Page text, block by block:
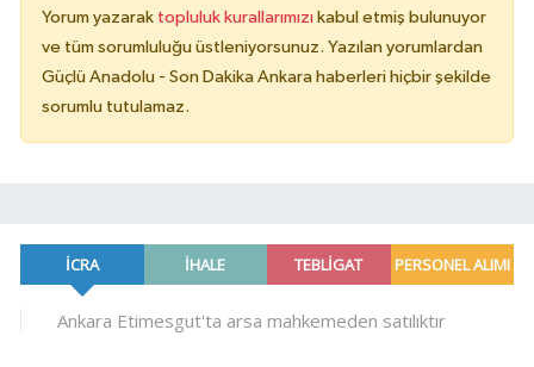
Yorum yazarak topluluk kurallarımızı kabul etmiş bulunuyor
ve tüm sorumluluğu üstleniyorsunuz. Yazılan yorumlardan
Güçlü Anadolu - Son Dakika Ankara haberleri hiçbir şekilde
sorumlu tutulamaz.